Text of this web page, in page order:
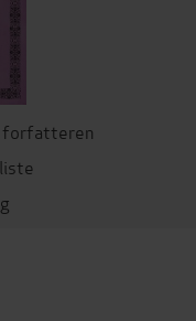
forfatteren